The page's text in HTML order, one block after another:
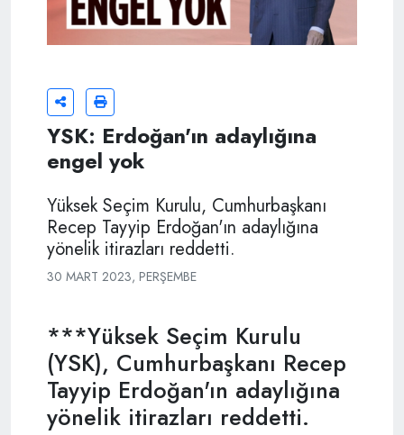
YSK: Erdoğan'ın adaylığına
engel yok
Yüksek Seçim Kurulu, Cumhurbaşkanı
Recep Tayyip Erdoğan'ın adaylığına
yönelik itirazları reddetti.
30 MART 2023, PERŞEMBE
***Yüksek Seçim Kurulu
(YSK), Cumhurbaşkanı Recep
Tayyip Erdoğan'ın adaylığına
yönelik itirazları reddetti.